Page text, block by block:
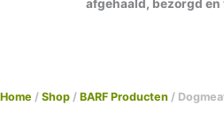
afgehaald, bezorgd
Home / Shop / BARF Producten /